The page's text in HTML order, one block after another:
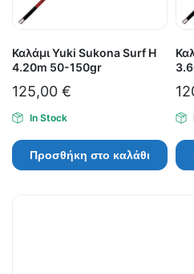
Καλάμι Yuki Sukona Surf H
4.20m 50-150gr
125,00 €
In Stock
Προσθήκη στο καλάθι